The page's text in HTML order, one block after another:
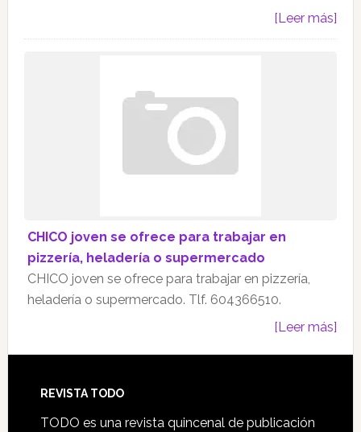
[Leer más]
CHICO joven se ofrece para trabajar en
pizzería, heladería o supermercado
CHICO joven se ofrece para trabajar en pizzería,
heladería o supermercado. Tlf. 604366510.
[Leer más]
Footer
REVISTA TODO
TODO es una revista quincenal de publicación